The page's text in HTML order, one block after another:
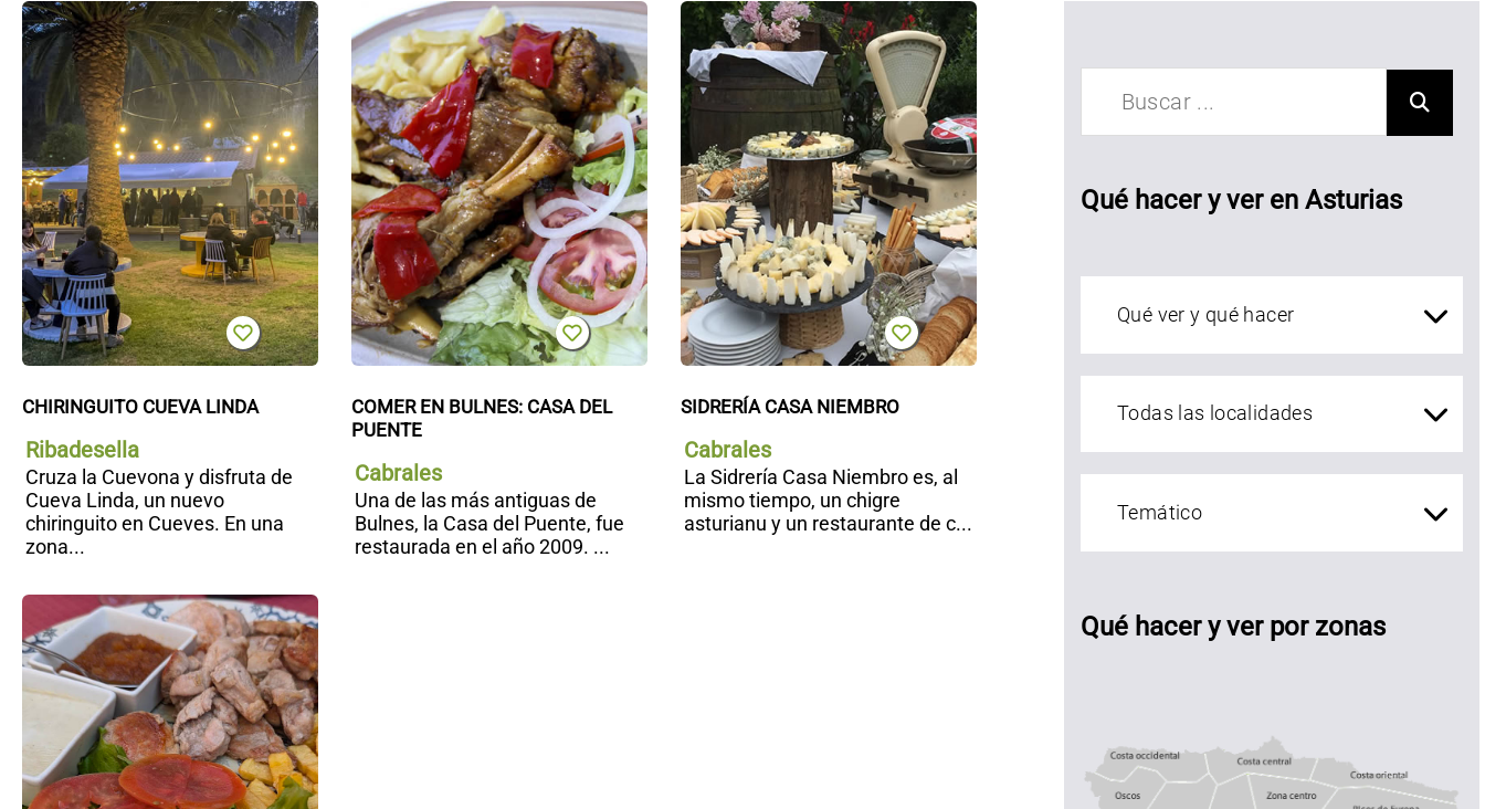
Chiringuito
Cueva
Linda
CHIRINGUITO CUEVA LINDA
Ribadesella
Cruza la Cuevona y disfruta de
Cueva Linda, un nuevo
chiringuito en Cueves. En una
zona...
Comer
en
Bulnes:
Casa
del
Puente
COMER EN BULNES: CASA DEL
PUENTE
Cabrales
Una de las más antiguas de
Bulnes, la Casa del Puente, fue
restaurada en el año 2009. ...
Sidrería
Casa
Niembro
SIDRERÍA CASA NIEMBRO
Cabrales
La Sidrería Casa Niembro es, al
mismo tiempo, un chigre
asturianu y un restaurante de c...
Vinatería
Restaurante
Qué hacer y ver en Asturias
Qué hacer y ver por zonas
Oscos MuniellosSomiedozona centro